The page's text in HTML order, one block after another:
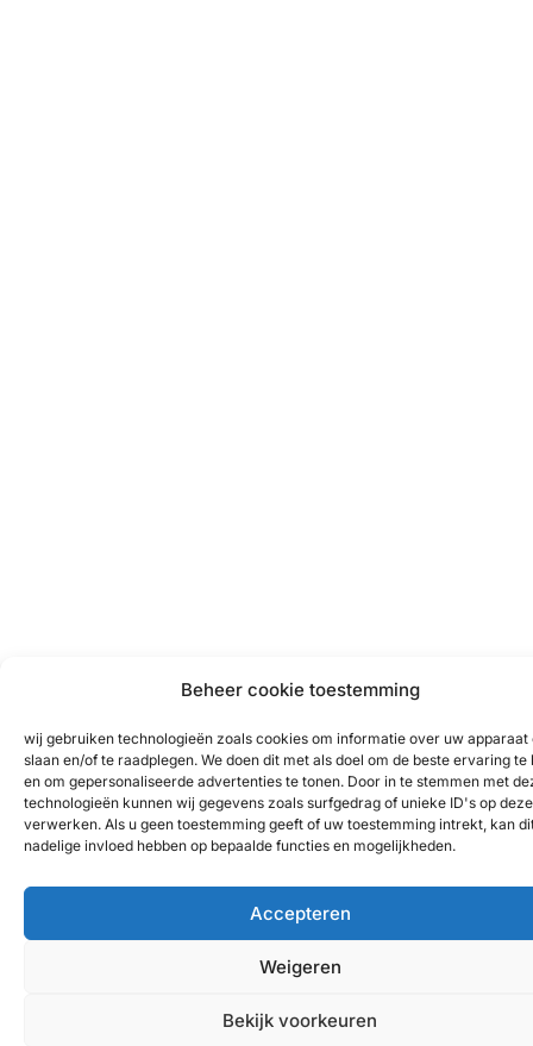
Beheer cookie toestemming
wij gebruiken technologieën zoals cookies om informatie over uw apparaat
slaan en/of te raadplegen. We doen dit met als doel om de beste ervaring te
en om gepersonaliseerde advertenties te tonen. Door in te stemmen met
technologieën kunnen wij gegevens zoals surfgedrag of unieke ID's op
verwerken. Als u geen toestemming geeft of uw toestemming intrekt, kan
nadelige invloed hebben op bepaalde functies en mogelijkheden.
Accepteren
Weigeren
Bekijk voorkeuren